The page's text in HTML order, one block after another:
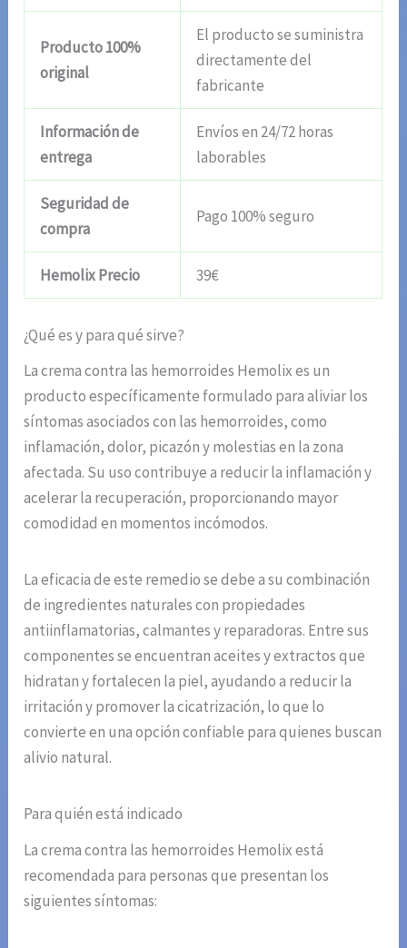
Producto 100%
original
El producto se suministra
directamente del
fabricante
Información de
entrega
Envíos en 24/72 horas
laborables
Seguridad de
compra
Pago 100% seguro
Hemolix Precio 39€
¿Qué es y para qué sirve?
La crema contra las hemorroides Hemolix es un
producto específicamente formulado para aliviar los
síntomas asociados con las hemorroides, como
inflamación, dolor, picazón y molestias en la zona
afectada. Su uso contribuye a reducir la inflamación y
acelerar la recuperación, proporcionando mayor
comodidad en momentos incómodos.
La eficacia de este remedio se debe a su combinación
de ingredientes naturales con propiedades
antiinflamatorias, calmantes y reparadoras. Entre sus
componentes se encuentran aceites y extractos que
hidratan y fortalecen la piel, ayudando a reducir la
irritación y promover la cicatrización, lo que lo
convierte en una opción confiable para quienes buscan
alivio natural.
Para quién está indicado
La crema contra las hemorroides Hemolix está
recomendada para personas que presentan los
siguientes síntomas: